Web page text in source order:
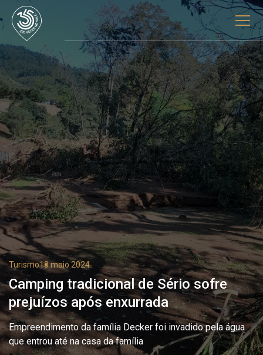
Turismo13 maio 2024
Camping tradicional de Sério sofre
prejuízos após enxurrada
Empreendimento da família Decker foi invadido pela água
que entrou até na casa da família